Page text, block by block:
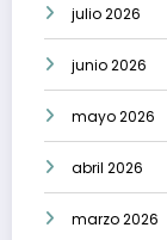
julio 2026
junio 2026
mayo 2026
abril 2026
marzo 2026